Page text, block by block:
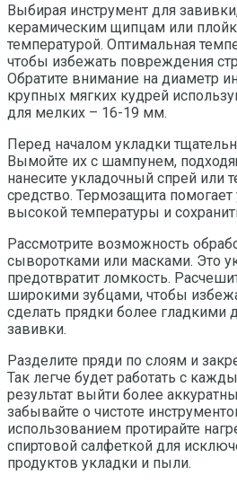
Выбирая инструмент для
керамическим щипцам или
температурой. Оптимальная
чтобы избежать повреждения
Обратите внимание на диаметр
крупных мягких кудрей
для мелких – 16-19 мм.
Перед началом укладки
Вымойте их с шампунем,
нанесите укладочный спрей или
средство. Термозащита
высокой температуры и
Рассмотрите возможность
сыворотками или масками. Это
предотвратит ломкость.
широкими зубцами, чтобы
сделать прядки более гладкими
завивки.
Разделите пряди по слоям и
Так легче будет работать с
результат выйти более
забывайте о чистоте
использованием протирайте
спиртовой салфеткой для
продуктов укладки и пыли.